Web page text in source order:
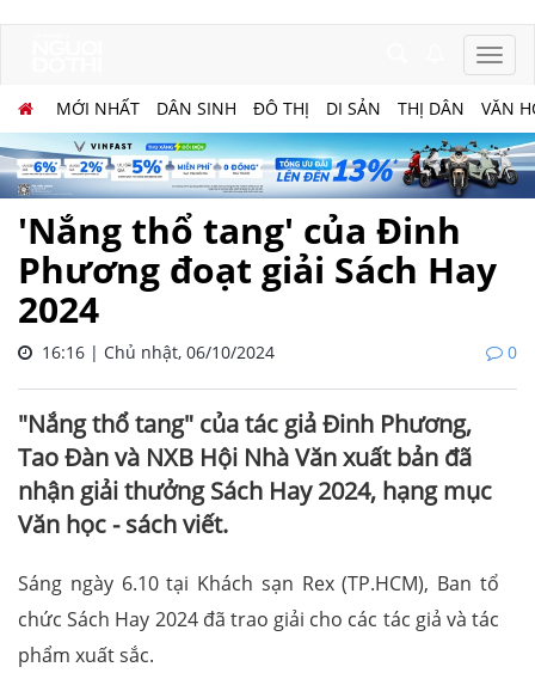
MỚI NHẤT DÂN SINH ĐÔ THỊ DI SẢN THỊ DÂN VĂN
'Nắng thổ tang' của Đinh
Phương đoạt giải Sách Hay
2024
16:16 | Chủ nhật, 06/10/2024 0
"Nắng thổ tang" của tác giả Đinh Phương,
Tao Đàn và NXB Hội Nhà Văn xuất bản đã
nhận giải thưởng Sách Hay 2024, hạng mục
Văn học - sách viết.
Sáng ngày 6.10 tại Khách sạn Rex (TP.HCM), Ban tổ
chức Sách Hay 2024 đã trao giải cho các tác giả và tác
phẩm xuất sắc.